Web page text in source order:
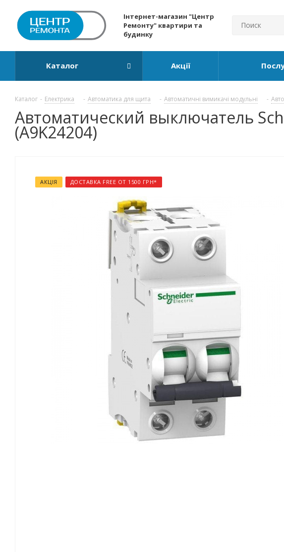
Інтернет-магазин "Центр
Ремонту" квартири та
будинку
Каталог Акції
Каталог - Електрика - Автоматика для щита - Автоматичні вимикачі модульні -
Автоматический выключатель
(A9K24204)
АКЦІЯ ДОСТАВКА FREE ОТ 1500 ГРН*